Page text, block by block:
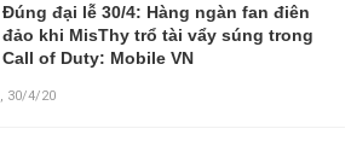
Đúng đại lễ 30/4: Hàng ngàn fan điên
đảo khi MisThy trổ tài vẩy súng trong
Call of Duty: Mobile VN
, 30/4/20